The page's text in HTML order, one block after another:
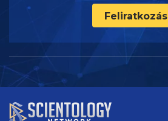
Feliratkozás